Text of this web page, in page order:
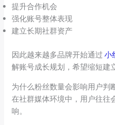
提升合作机会
强化账号整体表现
建立长期社群资产
因此越来越多品牌开始通过小
解账号成长规划，希望缩短建
为什么粉丝数量会影响用户判
在社群媒体环境中，用户往往
响。